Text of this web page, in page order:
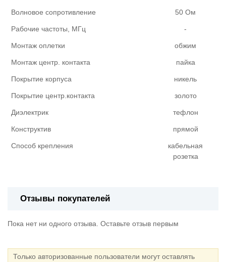
Волновое сопротивление 50 Ом
Рабочие частоты, МГц -
Монтаж оплетки обжим
Монтаж центр. контакта пайка
Покрытие корпуса никель
Покрытие центр.контакта золото
Диэлектрик тефлон
Конструктив прямой
Способ крепления
кабельная
розетка
Отзывы покупателей
Пока нет ни одного отзыва. Оставьте отзыв первым
Только авторизованные пользователи могут оставлять